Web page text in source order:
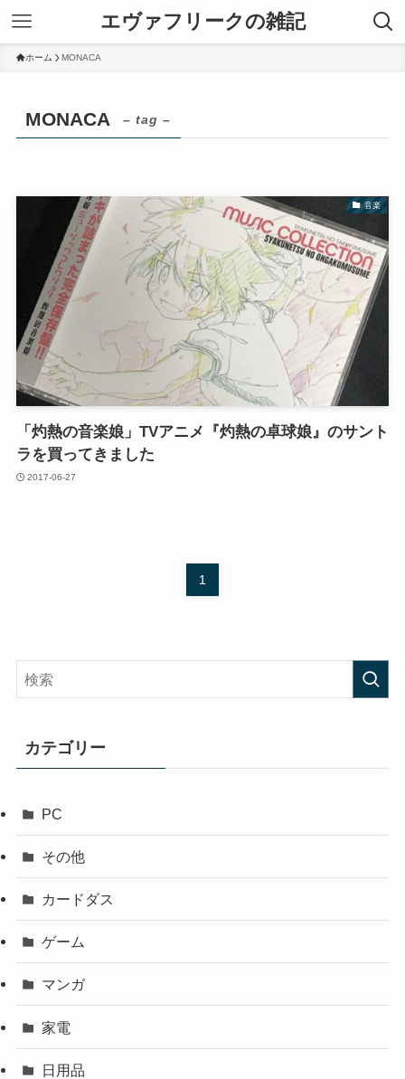
エヴァフリークの雑記
ホーム MONACA
MONACA – tag –
音楽
「灼熱の音楽娘」TVアニメ『灼熱の卓球娘』のサント
ラを買ってきました
2017-06-27
1
カテゴリー
PC
その他
カードダス
ゲーム
マンガ
家電
日用品